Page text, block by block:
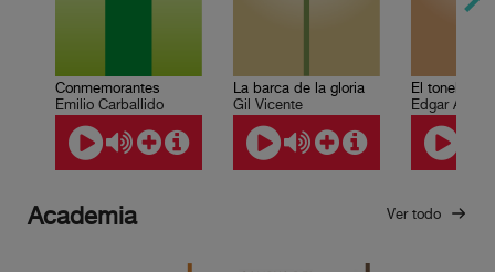
Conmemorantes
Emilio Carballido
La barca de la gloria
Gil Vicente
El tonel de
Edgar Allan
Academia Ver todo